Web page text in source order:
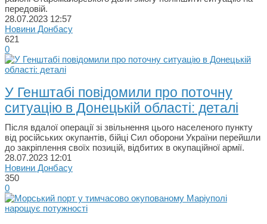
передовій.
28.07.2023 12:57
Новини Донбасу
621
0
У Генштабі повідомили про поточну
ситуацію в Донецькій області: деталі
Після вдалої операції зі звільнення цього населеного пункту
від російських окупантів, бійці Сил оборони України перейшли
до закріплення своїх позицій, відбитих в окупаційної армії.
28.07.2023 12:01
Новини Донбасу
350
0